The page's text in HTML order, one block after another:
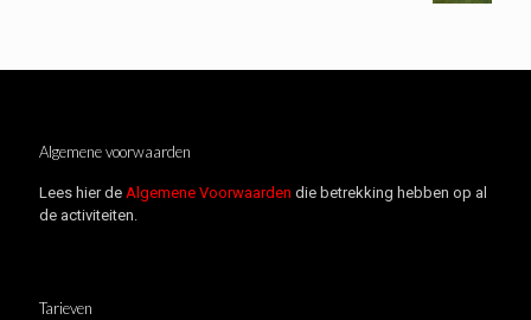
Algemene voorwaarden
Lees hier de Algemene Voorwaarden die betrekking hebben op al
de activiteiten.
Tarieven